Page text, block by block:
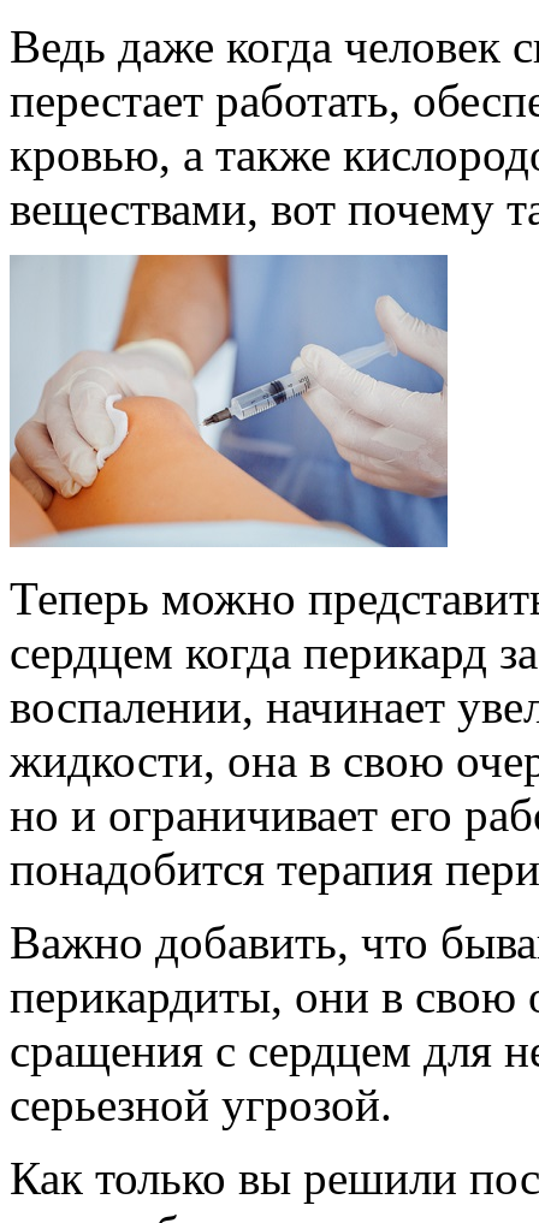
Ведь даже когда человек
перестает работать,
кровью, а также
веществами, вот почему
Теперь можно
сердцем когда перикард
воспалении, начинает
жидкости, она в свою
но и ограничивает его
понадобится терапия
Важно добавить, что
перикардиты, они в свою
сращения с сердцем для
серьезной угрозой.
Как только вы решили